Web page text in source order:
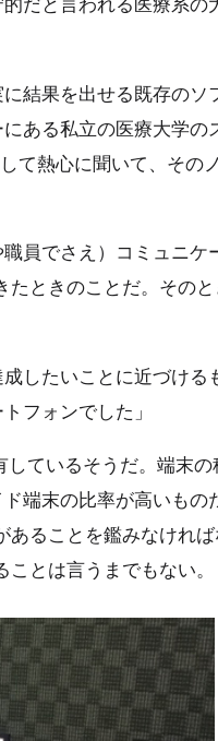
結果を出せる既存のソ
ある私立の医療大学の
て熱心に聞いて、その
員でさえ）コミュニケ
たときのことだ。そのと
したいことに近づける
フォンでした」
ているそうだ。端末の
端末の比率が高いもの
あることを鑑みなければ
とは言うまでもない。